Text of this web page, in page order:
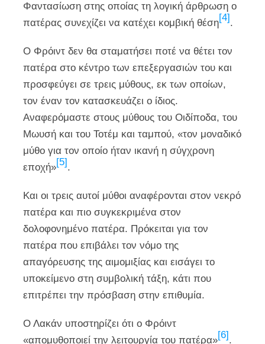
Φαντασίωση στης οποίας τη λογική άρθρωση ο
πατέρας συνεχίζει να κατέχει κομβική θέση[4].
Ο Φρόιντ δεν θα σταματήσει ποτέ να θέτει τον
πατέρα στο κέντρο των επεξεργασιών του και
προσφεύγει σε τρεις μύθους, εκ των οποίων,
τον έναν τον κατασκευάζει ο ίδιος.
Αναφερόμαστε στους μύθους του Οιδίποδα, του
Μωυσή και του Τοτέμ και ταμπού, «τον μοναδικό
μύθο για τον οποίο ήταν ικανή η σύγχρονη
εποχή»[5].
Και οι τρεις αυτοί μύθοι αναφέρονται στον νεκρό
πατέρα και πιο συγκεκριμένα στον
δολοφονημένο πατέρα. Πρόκειται για τον
πατέρα που επιβάλει τον νόμο της
απαγόρευσης της αιμομιξίας και εισάγει το
υποκείμενο στη συμβολική τάξη, κάτι που
επιτρέπει την πρόσβαση στην επιθυμία.
Ο Λακάν υποστηρίζει ότι ο Φρόιντ
«απομυθοποιεί την λειτουργία του πατέρα»[6].